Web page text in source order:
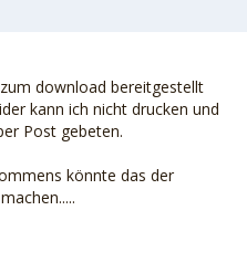
download bereitgestellt
kann ich nicht drucken und
Post gebeten.
könnte das der